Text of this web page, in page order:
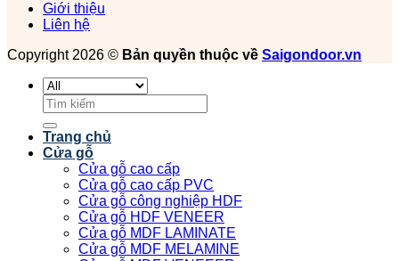
Giới thiệu
Liên hệ
Copyright 2026 © Bản quyền thuộc về Saigondoor.vn
Tìm
kiếm:
Trang chủ
Cửa gỗ
Cửa gỗ cao cấp
Cửa gỗ cao cấp PVC
Cửa gỗ công nghiệp HDF
Cửa gỗ HDF VENEER
Cửa gỗ MDF LAMINATE
Cửa gỗ MDF MELAMINE